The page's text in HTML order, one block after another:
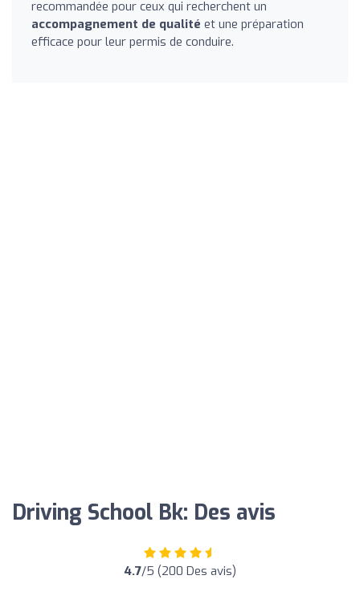
recommandée pour ceux qui recherchent un
accompagnement de qualité et une préparation
efficace pour leur permis de conduire.
Driving School Bk: Des avis
4.7/5 (200 Des avis)